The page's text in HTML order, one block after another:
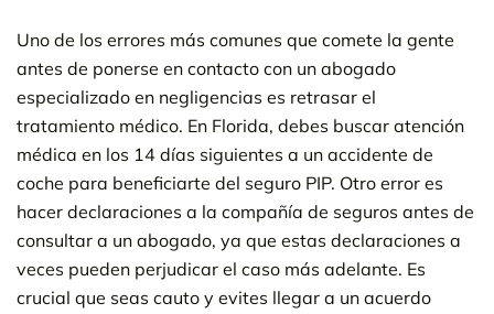
Uno de los errores más comunes que comete la gente
antes de ponerse en contacto con un abogado
especializado en negligencias es retrasar el
tratamiento médico. En Florida, debes buscar atención
médica en los 14 días siguientes a un accidente de
coche para beneficiarte del seguro PIP. Otro error es
hacer declaraciones a la compañía de seguros antes de
consultar a un abogado, ya que estas declaraciones a
veces pueden perjudicar el caso más adelante. Es
crucial que seas cauto y evites llegar a un acuerdo